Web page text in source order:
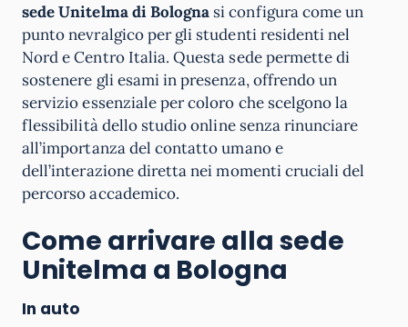
sede Unitelma di Bologna si configura come un
punto nevralgico per gli studenti residenti nel
Nord e Centro Italia. Questa sede permette di
sostenere gli esami in presenza, offrendo un
servizio essenziale per coloro che scelgono la
flessibilità dello studio online senza rinunciare
all’importanza del contatto umano e
dell’interazione diretta nei momenti cruciali del
percorso accademico.
Come arrivare alla sede
Unitelma a Bologna
In auto